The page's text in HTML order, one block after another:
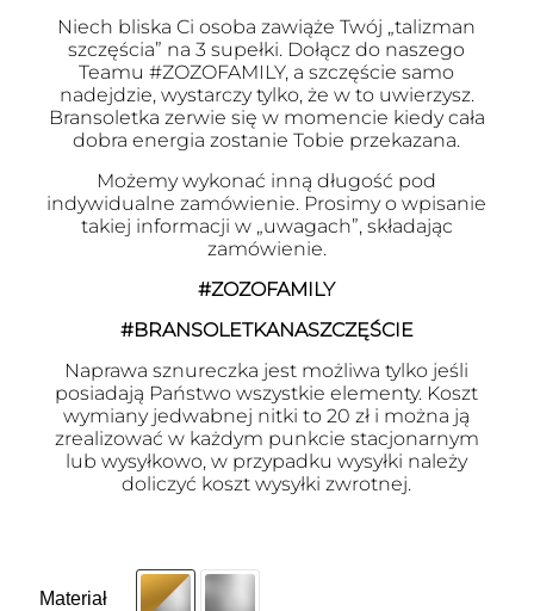
Niech bliska Ci osoba zawiąże Twój „talizman
szczęścia” na 3 supełki. Dołącz do naszego
Teamu #ZOZOFAMILY, a szczęście samo
nadejdzie, wystarczy tylko, że w to uwierzysz.
Bransoletka zerwie się w momencie kiedy cała
dobra energia zostanie Tobie przekazana.
Możemy wykonać inną długość pod
indywidualne zamówienie. Prosimy o wpisanie
takiej informacji w „uwagach”, składając
zamówienie.
#ZOZOFAMILY
#BRANSOLETKANASZCZĘŚCIE
Naprawa sznureczka jest możliwa tylko jeśli
posiadają Państwo wszystkie elementy. Koszt
wymiany jedwabnej nitki to 20 zł i można ją
zrealizować w każdym punkcie stacjonarnym
lub wysyłkowo, w przypadku wysyłki należy
doliczyć koszt wysyłki zwrotnej.
Materiał